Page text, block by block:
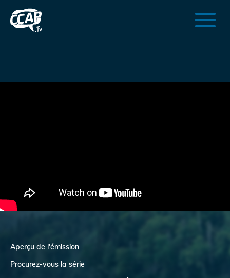
Aperçu de l'émission
Procurez-vous la série